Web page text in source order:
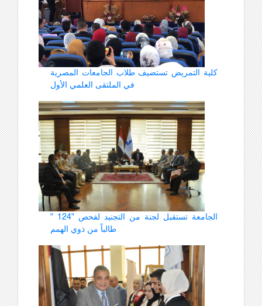
كلية التمريض تستضيف طلاب الجامعات المصرية
في الملتقى العلمي الأول
الجامعة تستقبل لجنة من التجنيد لفحص "124 "
طالباً من ذوي الهمم